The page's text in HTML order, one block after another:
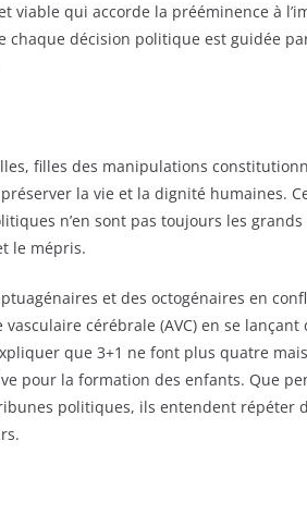
viable qui accorde la prééminence à
chaque décision politique est guidée
filles des manipulations
la vie et la dignité humaines.
n’en sont pas toujours les
le mépris.
et des octogénaires en
cérébrale (AVC) en se
que 3+1 ne font plus quatre
pour la formation des enfants. Que
politiques, ils entendent répéter